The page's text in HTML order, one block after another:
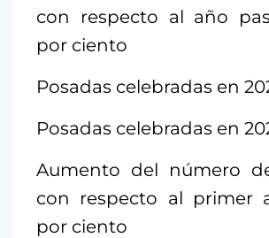
con respecto al año
por ciento
Posadas celebradas en
Posadas celebradas en
Aumento del número
con respecto al primer
por ciento